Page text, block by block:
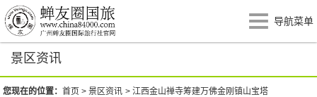
导航菜单
景区资讯
您现在的位置：首页 >景区资讯 >江西金山禅寺筹建万佛金刚镇山宝塔